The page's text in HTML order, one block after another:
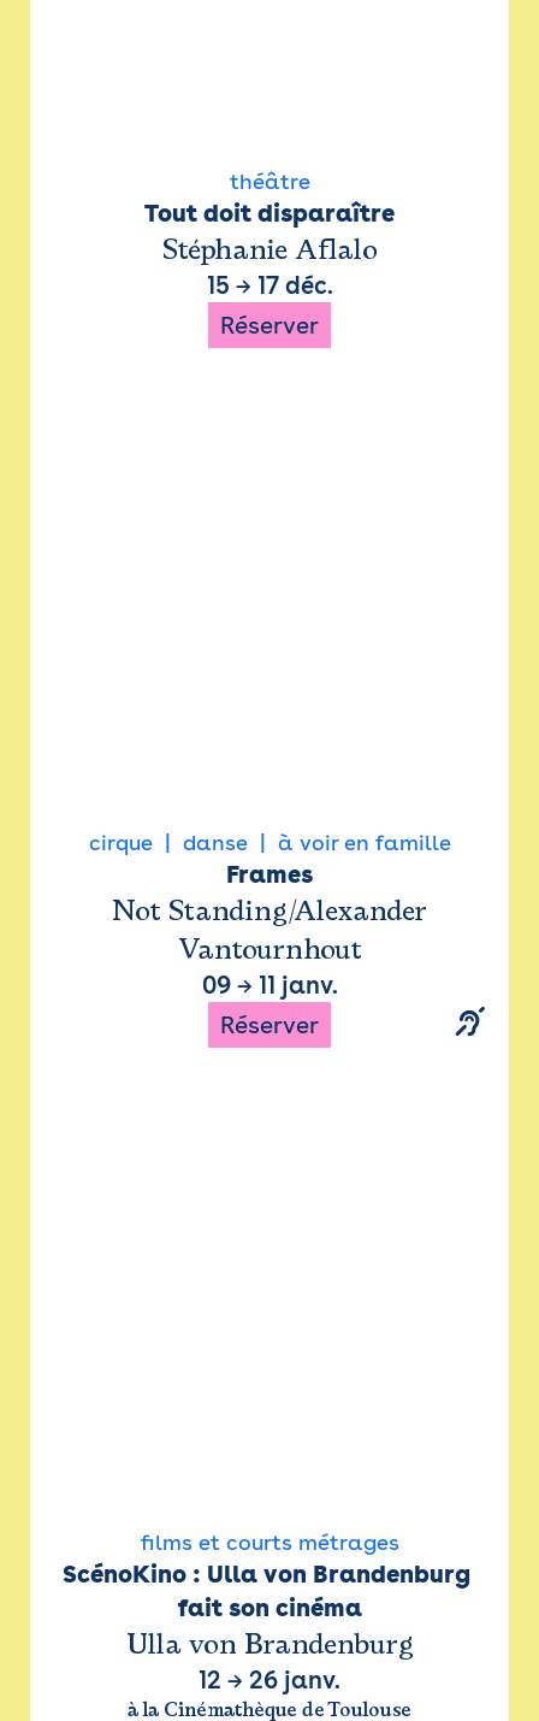
théâtre
Tout doit disparaître
Stéphanie Aflalo
15 → 17 déc.
Réserver
cirque danse à voir en famille
Frames
Not Standing/Alexander
Vantournhout
09→ 11 janv.
Réserver
films et courts métrages
ScénoKino : Ulla von Brandenburg
fait son cinéma
Ulla von Brandenburg
12 → 26 janv.
à la Cinémathèque de Toulouse